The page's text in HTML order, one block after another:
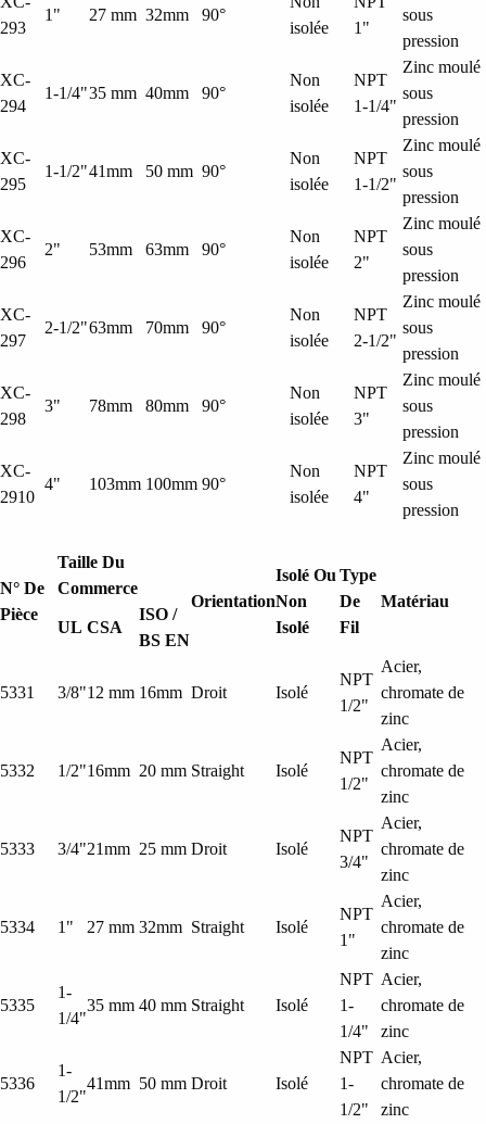
293
1" 27 mm 32mm 90°
isolée
1"
sous
pression
XC-
294
1-1/4"35 mm 40mm 90°
Non
isolée
NPT
1-1/4"
Zinc moulé
sous
pression
XC-
295
1-1/2"41mm 50 mm 90°
Non
isolée
NPT
1-1/2"
Zinc moulé
sous
pression
XC-
296
2" 53mm 63mm 90°
Non
isolée
NPT
2"
Zinc moulé
sous
pression
XC-
297
2-1/2"63mm 70mm 90°
Non
isolée
NPT
2-1/2"
Zinc moulé
sous
pression
XC-
298
3" 78mm 80mm 90°
Non
isolée
NPT
3"
Zinc moulé
sous
pression
XC-
2910
4" 103mm 100mm 90°
Non
isolée
NPT
4"
Zinc moulé
sous
pression
N° De
Pièce
Taille Du
Commerce
Orientation
Isolé Ou
Non
Isolé
Type
De
Fil
Matériau
UL CSA
ISO /
BS EN
5331 3/8"12 mm 16mm Droit Isolé
NPT
1/2"
Acier,
chromate de
zinc
5332 1/2"16mm 20 mm Straight Isolé
NPT
1/2"
Acier,
chromate de
zinc
5333 3/4"21mm 25 mm Droit Isolé
NPT
3/4"
Acier,
chromate de
zinc
5334 1" 27 mm 32mm Straight Isolé
NPT
1"
Acier,
chromate de
zinc
5335
1-
1/4"
35 mm 40 mm Straight Isolé
NPT
1-
1/4"
Acier,
chromate de
zinc
5336
1-
1/2"
41mm 50 mm Droit Isolé
NPT
1-
1/2"
Acier,
chromate de
zinc